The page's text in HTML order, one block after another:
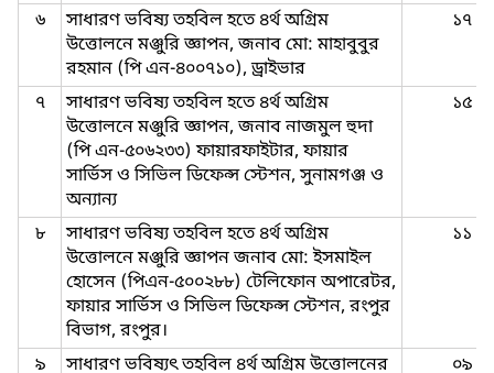
৬
সাধারণ ভবিষ্য তহবিল হতে ৪র্থ অগ্রিম
উত্তোলনে মঞ্জুরি জ্ঞাপন, জনাব মো: মাহাবুবুর
রহমান (পি এন-৪০০৭১০), ড্রাইভার
১৭
৭
সাধারণ ভবিষ্য তহবিল হতে ৪র্থ অগ্রিম
উত্তোলনে মঞ্জুরি জ্ঞাপন, জনাব নাজমুল হুদা
(পি এন-৫০৬২৩৩) ফায়ারফাইটার, ফায়ার
সার্ভিস ও সিভিল ডিফেন্স স্টেশন, সুনামগঞ্জ ও
অন্যান্য
১৫
৮
সাধারণ ভবিষ্য তহবিল হতে ৪র্থ অগ্রিম
উত্তোলনে মঞ্জুরি জ্ঞাপন জনাব মো: ইসমাইল
হোসেন (পিএন-৫০০২৮৮) টেলিফোন অপারেটর,
ফায়ার সার্ভিস ও সিভিল ডিফেন্স স্টেশন, রংপুর
বিভাগ, রংপুর।
১১
৯
সাধারণ ভবিষ্যৎ তহবিল ৪র্থ অগ্রিম উত্তোলনের
০৯